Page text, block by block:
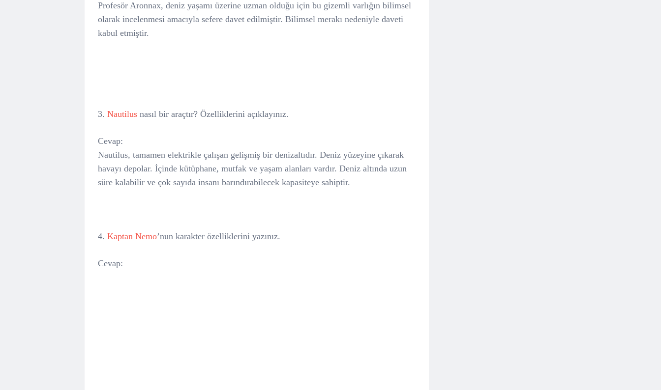
Profesör Aronnax, deniz yaşamı üzerine uzman olduğu için bu gizemli varlığın bilimsel
olarak incelenmesi amacıyla sefere davet edilmiştir. Bilimsel merakı nedeniyle daveti
kabul etmiştir.
3. Nautilus nasıl bir araçtır? Özelliklerini açıklayınız.
Cevap:
Nautilus, tamamen elektrikle çalışan gelişmiş bir denizaltıdır. Deniz yüzeyine çıkarak
havayı depolar. İçinde kütüphane, mutfak ve yaşam alanları vardır. Deniz altında uzun
süre kalabilir ve çok sayıda insanı barındırabilecek kapasiteye sahiptir.
4. Kaptan Nemo’nun karakter özelliklerini yazınız.
Cevap: